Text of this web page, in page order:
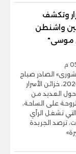
وتكشف
واشنطن
موسى"
الصادر صباح
غدٍ الخميس، الموافق 16 يوليو 2026، خزائن الأسرار
العديد من
على الساحة،
التي تشغل الرأي
ترصد الجريدة